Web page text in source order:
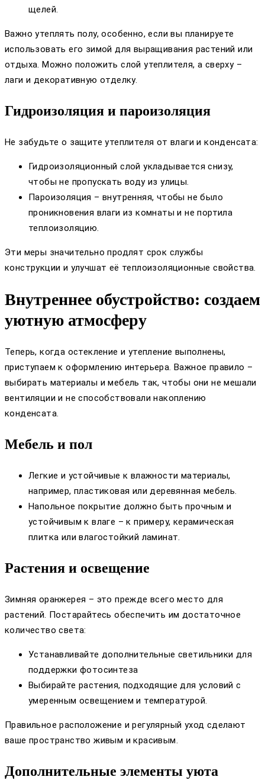
щелей.
Важно утеплять полу, особенно, если вы планируете
использовать его зимой для выращивания растений или
отдыха. Можно положить слой утеплителя, а сверху –
лаги и декоративную отделку.
Гидроизоляция и пароизоляция
Не забудьте о защите утеплителя от влаги и конденсата:
Гидроизоляционный слой укладывается снизу,
чтобы не пропускать воду из улицы.
Пароизоляция – внутренняя, чтобы не было
проникновения влаги из комнаты и не портила
теплоизоляцию.
Эти меры значительно продлят срок службы
конструкции и улучшат её теплоизоляционные свойства.
Внутреннее обустройство: создаем
уютную атмосферу
Теперь, когда остекление и утепление выполнены,
приступаем к оформлению интерьера. Важное правило –
выбирать материалы и мебель так, чтобы они не мешали
вентиляции и не способствовали накоплению
конденсата.
Мебель и пол
Легкие и устойчивые к влажности материалы,
например, пластиковая или деревянная мебель.
Напольное покрытие должно быть прочным и
устойчивым к влаге – к примеру, керамическая
плитка или влагостойкий ламинат.
Растения и освещение
Зимняя оранжерея – это прежде всего место для
растений. Постарайтесь обеспечить им достаточное
количество света:
Устанавливайте дополнительные светильники для
поддержки фотосинтеза
Выбирайте растения, подходящие для условий с
умеренным освещением и температурой.
Правильное расположение и регулярный уход сделают
ваше пространство живым и красивым.
Дополнительные элементы уюта